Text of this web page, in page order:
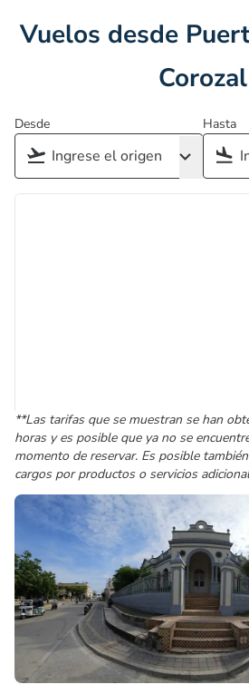
Vuelos desde
Corozal
Desde Hasta
**Las tarifas que se muestran se han
horas y es posible que ya no se
momento de reservar. Es posible
cargos por productos o servicios